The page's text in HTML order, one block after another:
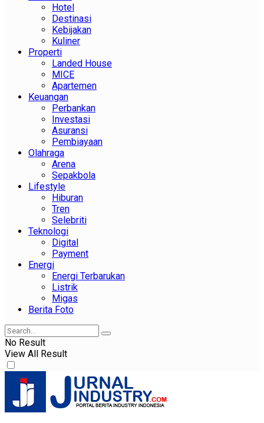
Hotel
Destinasi
Kebijakan
Kuliner
Properti
Landed House
MICE
Apartemen
Keuangan
Perbankan
Investasi
Asuransi
Pembiayaan
Olahraga
Arena
Sepakbola
Lifestyle
Hiburan
Tren
Selebriti
Teknologi
Digital
Payment
Energi
Energi Terbarukan
Listrik
Migas
Berita Foto
No Result
View All Result